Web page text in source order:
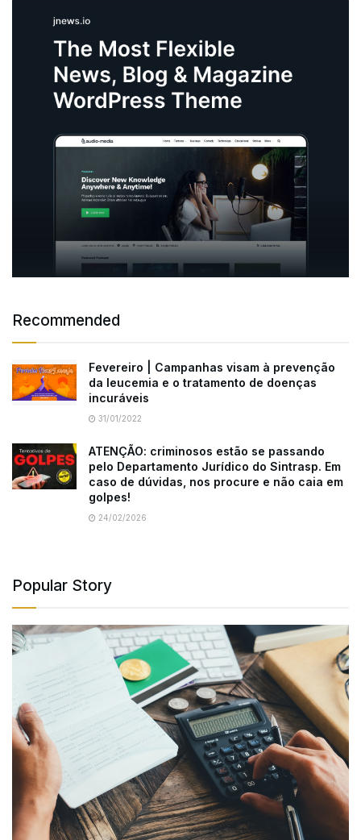
Recommended
Fevereiro | Campanhas visam à prevenção
da leucemia e o tratamento de doenças
incuráveis
31/01/2022
ATENÇÃO: criminosos estão se passando
pelo Departamento Jurídico do Sintrasp. Em
caso de dúvidas, nos procure e não caia em
golpes!
24/02/2026
Popular Story